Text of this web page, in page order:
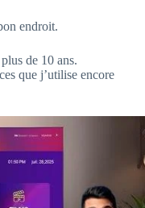
endroit.
de 10 ans.
que j’utilise encore